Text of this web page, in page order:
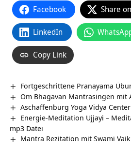
Facebook Share
LinkedIn
Copy Link
Fortgeschrittene Pranayama
Om Bhagavan Mantrasingen mit
Aschaffenburg Yoga Vidya
Energie-Meditation Ujjayi –
mp3 Datei
Mantra Rezitation mit Swami